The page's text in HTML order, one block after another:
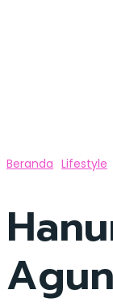
Beranda Lifestyle